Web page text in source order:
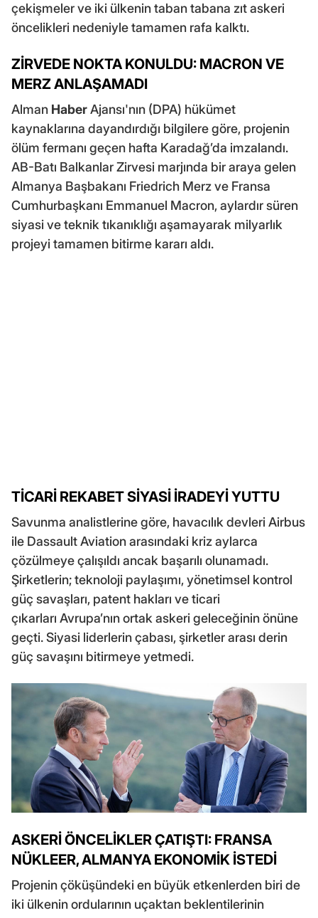
çekişmeler ve iki ülkenin taban tabana zıt askeri
öncelikleri nedeniyle tamamen rafa kalktı.
ZİRVEDE NOKTA KONULDU: MACRON VE
MERZ ANLAŞAMADI
Alman HaberAjansı'nın (DPA) hükümet
kaynaklarına dayandırdığı bilgilere göre, projenin
ölüm fermanı geçen hafta Karadağ’da imzalandı.
AB-Batı Balkanlar Zirvesi marjında bir araya gelen
Almanya Başbakanı Friedrich Merz ve Fransa
Cumhurbaşkanı Emmanuel Macron, aylardır süren
siyasi ve teknik tıkanıklığı aşamayarak milyarlık
projeyi tamamen bitirme kararı aldı.
TİCARİ REKABET SİYASİ İRADEYİ YUTTU
Savunma analistlerine göre, havacılık devleri Airbus
ile Dassault Aviation arasındaki kriz aylarca
çözülmeye çalışıldı ancak başarılı olunamadı.
Şirketlerin; teknoloji paylaşımı, yönetimsel kontrol
güç savaşları, patent hakları ve ticari
çıkarları Avrupa’nın ortak askeri geleceğinin önüne
geçti. Siyasi liderlerin çabası, şirketler arası derin
güç savaşını bitirmeye yetmedi.
ASKERİ ÖNCELİKLER ÇATIŞTI: FRANSA
NÜKLEER, ALMANYA EKONOMİK İSTEDİ
Projenin çöküşündeki en büyük etkenlerden biri de
iki ülkenin ordularının uçaktan beklentilerinin